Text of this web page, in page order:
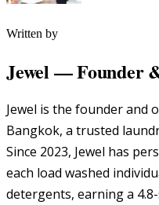
Written by
Jewel —Founder
Jewel is the founder and
Bangkok, a trusted
Since 2023, Jewel has
each load washed
detergents, earning a